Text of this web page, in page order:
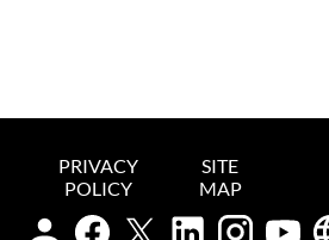
PRIVACY
POLICY
SITE
MAP